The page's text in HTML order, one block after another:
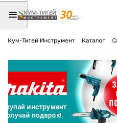
Кум-Тигей Инструмент Каталог
Разбейте
оплатуна
без переплат